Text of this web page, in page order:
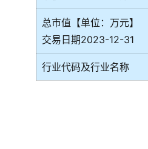
总市值【单位：万元】
交易日期2023-12-31
行业代码及行业名称